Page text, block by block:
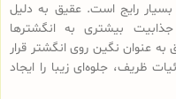
بسیار رایج است. عقیق به دلیل
بیشتری به انگشترها
عنوان نگین روی انگشتر قرار
ظریف، جلوه‌ای زیبا را ایجاد